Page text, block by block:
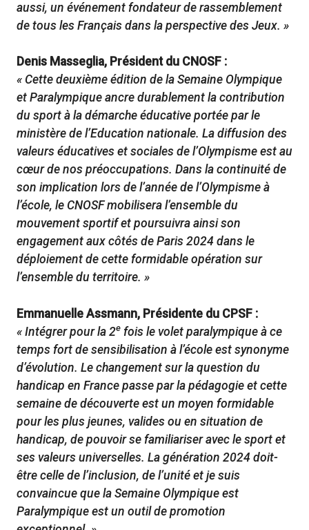
aussi, un événement fondateur de rassemblement
de tous les Français dans la perspective des Jeux. »
Denis Masseglia, Président du CNOSF :
« Cette deuxième édition de la Semaine Olympique
et Paralympique ancre durablement la contribution
du sport à la démarche éducative portée par le
ministère de l’Education nationale. La diffusion des
valeurs éducatives et sociales de l’Olympisme est au
cœur de nos préoccupations. Dans la continuité de
son implication lors de l’année de l’Olympisme à
l’école, le CNOSF mobilisera l’ensemble du
mouvement sportif et poursuivra ainsi son
engagement aux côtés de Paris 2024 dans le
déploiement de cette formidable opération sur
l’ensemble du territoire. »
Emmanuelle Assmann, Présidente du CPSF :
« Intégrer pour la 2e fois le volet paralympique à ce
temps fort de sensibilisation à l’école est synonyme
d’évolution. Le changement sur la question du
handicap en France passe par la pédagogie et cette
semaine de découverte est un moyen formidable
pour les plus jeunes, valides ou en situation de
handicap, de pouvoir se familiariser avec le sport et
ses valeurs universelles. La génération 2024 doit-
être celle de l’inclusion, de l’unité et je suis
convaincue que la Semaine Olympique est
Paralympique est un outil de promotion